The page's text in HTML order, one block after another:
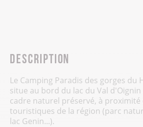
Description
Le Camping Paradis des gorges du
situe au bord du lac du Val
cadre naturel préservé, à proximité
touristiques de la région (parc
lac Genin...).